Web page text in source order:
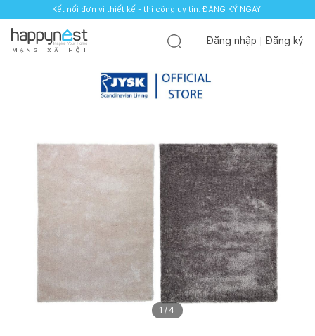
Kết nối đơn vị thiết kế - thi công uy tín. ĐĂNG KÝ NGAY!
M Ạ N G X Ã H Ộ I
Đăng nhập Đăng ký
1 / 4